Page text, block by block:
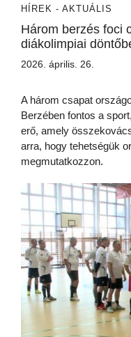
HÍREK - AKTUÁLIS
Három berzés foci
diákolimpiai
2026. április. 26.
A három csapat
Berzében fontos a
erő, amely
arra, hogy tehetségük
megmutatkozzon.